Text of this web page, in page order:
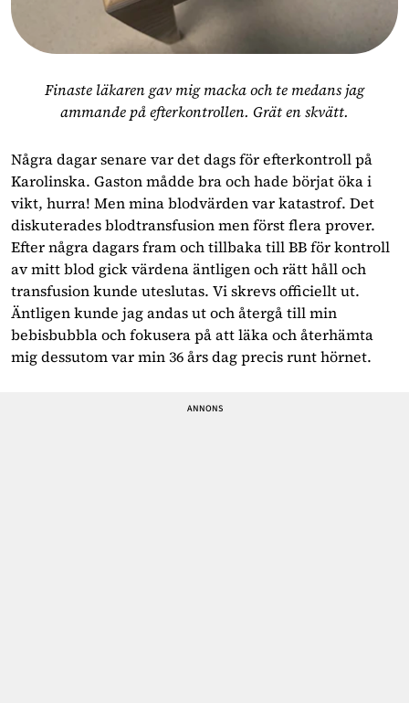
Finaste läkaren gav mig macka och te medans jag
ammande på efterkontrollen. Grät en skvätt.
Några dagar senare var det dags för efterkontroll på
Karolinska. Gaston mådde bra och hade börjat öka i
vikt, hurra! Men mina blodvärden var katastrof. Det
diskuterades blodtransfusion men först flera prover.
Efter några dagars fram och tillbaka till BB för kontroll
av mitt blod gick värdena äntligen och rätt håll och
transfusion kunde uteslutas. Vi skrevs officiellt ut.
Äntligen kunde jag andas ut och återgå till min
bebisbubbla och fokusera på att läka och återhämta
mig dessutom var min 36 års dag precis runt hörnet.